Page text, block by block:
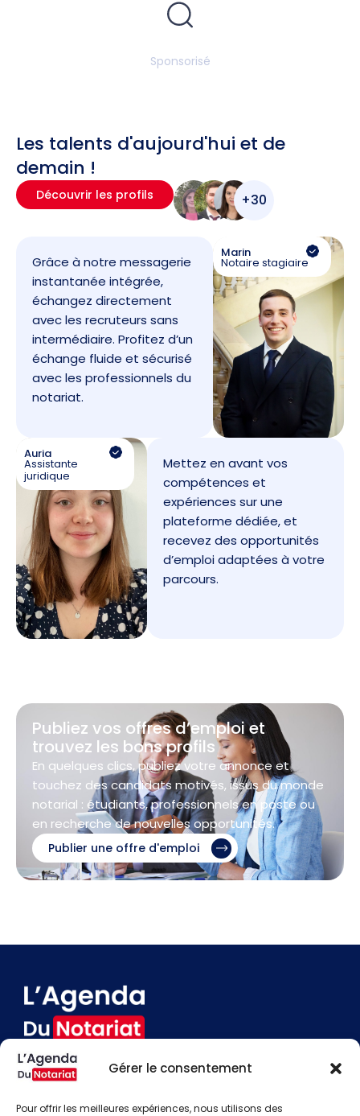
Gérer le consentement
Pour offrir les meilleures expériences, nous utilisons des
Sponsorisé
Les talents d'aujourd'hui et de
demain !
Découvrir les profils +30
Grâce à notre messagerie
instantanée intégrée,
échangez directement
avec les recruteurs sans
intermédiaire. Profitez d’un
échange fluide et sécurisé
avec les professionnels du
notariat.
Marin
Notaire stagiaire
Auria
Assistante
juridique
Mettez en avant vos
compétences et
expériences sur une
plateforme dédiée, et
recevez des opportunités
d’emploi adaptées à votre
parcours.
Publiez vos offres d’emploi et
trouvez les bons profils
En quelques clics, publiez votre annonce et
touchez des candidats motivés, issus du monde
notarial : étudiants, professionnels en poste ou
en recherche de nouvelles opportunités.
Publier une offre d'emploi
Contact